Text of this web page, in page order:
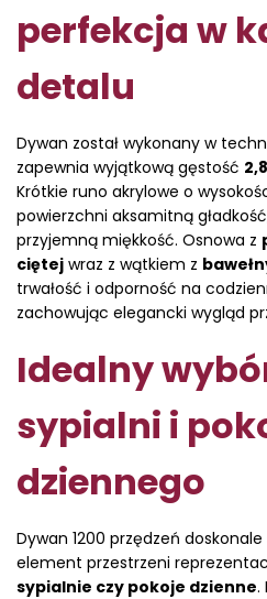
perfekcja w
detalu
Dywan został wykonany w
zapewnia wyjątkową gęstość
Krótkie runo akrylowe o
powierzchni aksamitną
przyjemną miękkość. Osnowa z
ciętej wraz z wątkiem z
trwałość i odporność na
zachowując elegancki wygląd
Idealny
sypialni i
dziennego
Dywan 1200 przędzeń
element przestrzeni
sypialnie czy pokoje dzienne.